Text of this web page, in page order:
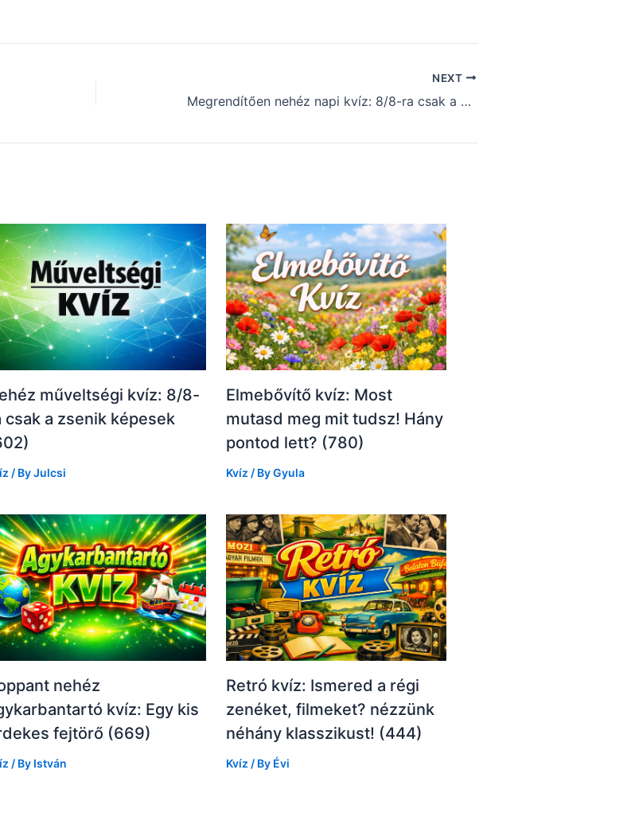
NEXT
Megrendítően nehéz napi kvíz: 8/8-ra csak a kvízprofesszorok képesek
műveltségi kvíz: 8/8-
csak a zsenik képesek
/ ByJulcsi
Elmebővítő kvíz: Most
mutasd meg mit tudsz! Hány
pontod lett? (780)
Kvíz / ByGyula
nehéz
kvíz: Egy kis
fejtörő (669)
/ By István
Retró kvíz: Ismered a régi
zenéket, filmeket? nézzünk
néhány klasszikust! (444)
Kvíz / By Évi